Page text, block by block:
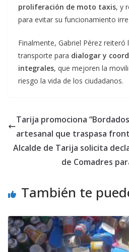
proliferación de moto taxis, y
para evitar su funcionamiento
Finalmente, Gabriel Pérez
transporte para dialogar y
integrales, que mejoren la
riesgo la vida de los ciudadanos.
Tarija promociona
artesanal que traspasa
Alcalde de Tarija solicita
de Comadres
También te